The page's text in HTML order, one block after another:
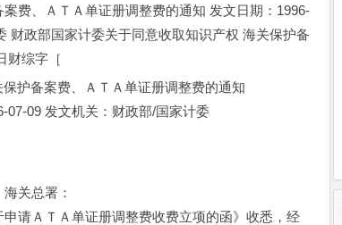
费、ＡＴＡ单证册调整费的通知 发文日期：1996-
财政部国家计委关于同意收取知识产权 海关保护备
财综字［
护备案费、ＡＴＡ单证册调整费的通知
07-09 发文机关：财政部/国家计委
关总署：
ＡＴＡ单证册调整费收费立项的函》收悉，经